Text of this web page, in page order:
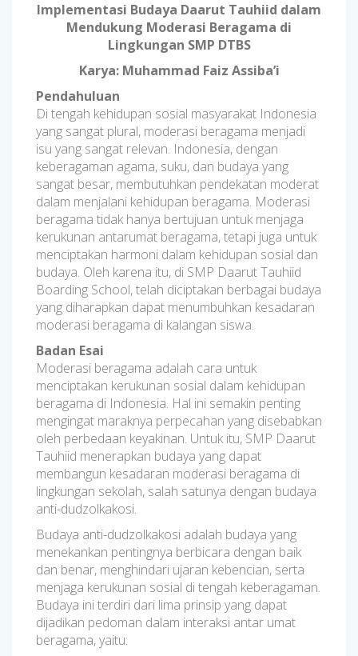
Implementasi Budaya Daarut Tauhiid dalam
Mendukung Moderasi Beragama di
Lingkungan SMP DTBS
Karya: Muhammad Faiz Assiba’i
Pendahuluan
Di tengah kehidupan sosial masyarakat Indonesia
yang sangat plural, moderasi beragama menjadi
isu yang sangat relevan. Indonesia, dengan
keberagaman agama, suku, dan budaya yang
sangat besar, membutuhkan pendekatan moderat
dalam menjalani kehidupan beragama. Moderasi
beragama tidak hanya bertujuan untuk menjaga
kerukunan antarumat beragama, tetapi juga untuk
menciptakan harmoni dalam kehidupan sosial dan
budaya. Oleh karena itu, di SMP Daarut Tauhiid
Boarding School, telah diciptakan berbagai budaya
yang diharapkan dapat menumbuhkan kesadaran
moderasi beragama di kalangan siswa.
Badan Esai
Moderasi beragama adalah cara untuk
menciptakan kerukunan sosial dalam kehidupan
beragama di Indonesia. Hal ini semakin penting
mengingat maraknya perpecahan yang disebabkan
oleh perbedaan keyakinan. Untuk itu, SMP Daarut
Tauhiid menerapkan budaya yang dapat
membangun kesadaran moderasi beragama di
lingkungan sekolah, salah satunya dengan budaya
anti-dudzolkakosi.
Budaya anti-dudzolkakosi adalah budaya yang
menekankan pentingnya berbicara dengan baik
dan benar, menghindari ujaran kebencian, serta
menjaga kerukunan sosial di tengah keberagaman.
Budaya ini terdiri dari lima prinsip yang dapat
dijadikan pedoman dalam interaksi antar umat
beragama, yaitu: